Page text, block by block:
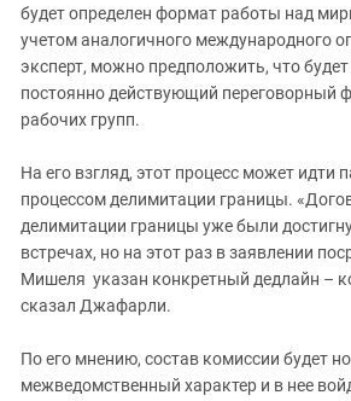
будет определен формат работы над
учетом аналогичного международного
эксперт, можно предположить, что
постоянно действующий переговорный
рабочих групп.
На его взгляд, этот процесс может идти
процессом делимитации границы.
делимитации границы уже были
встречах, но на этот раз в заявлении
Мишеля указан конкретный дедлайн –
сказал Джафарли.
По его мнению, состав комиссии будет
межведомственный характер и в нее